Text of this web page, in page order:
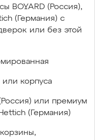
BOYARD (Россия),
(Германия) с
или без этой
или корпуса
или премиум
(Германия)